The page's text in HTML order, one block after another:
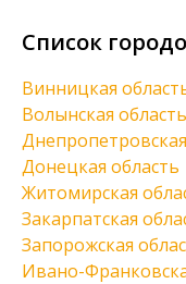
Список
Винницкая
Волынская область
Донецкая область
Житомирская
Закарпатская
Запорожская
Ивано-